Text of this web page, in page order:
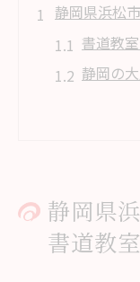
静岡県浜松
書道教
静岡の
浜松市
ント
大人が上級
静岡県
書道教室